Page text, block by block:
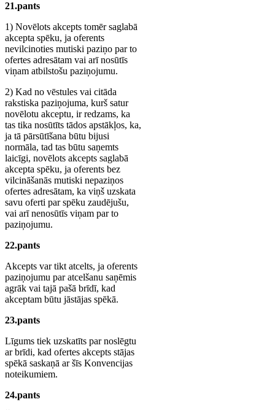
21.pants
1) Novēlots akcepts tomēr saglabā
akcepta spēku, ja oferents
nevilcinoties mutiski paziņo par to
ofertes adresātam vai arī nosūtīs
viņam atbilstošu paziņojumu.
2) Kad no vēstules vai citāda
rakstiska paziņojuma, kurš satur
novēlotu akceptu, ir redzams, ka
tas tika nosūtīts tādos apstākļos, ka,
ja tā pārsūtīšana būtu bijusi
normāla, tad tas būtu saņemts
laicīgi, novēlots akcepts saglabā
akcepta spēku, ja oferents bez
vilcināšanās mutiski nepaziņos
ofertes adresātam, ka viņš uzskata
savu oferti par spēku zaudējušu,
vai arī nenosūtīs viņam par to
paziņojumu.
22.pants
Akcepts var tikt atcelts, ja oferents
paziņojumu par atcelšanu saņēmis
agrāk vai tajā pašā brīdī, kad
akceptam būtu jāstājas spēkā.
23.pants
Līgums tiek uzskatīts par noslēgtu
ar brīdi, kad ofertes akcepts stājas
spēkā saskaņā ar šīs Konvencijas
noteikumiem.
24.pants